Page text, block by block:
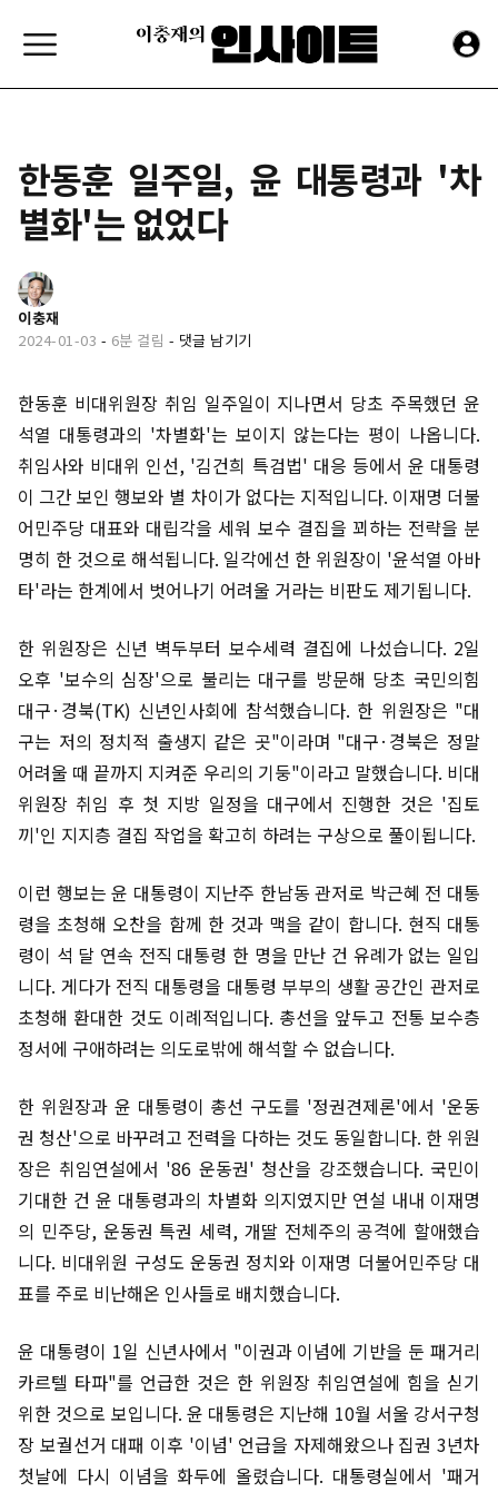
한동훈 일주일, 윤 대통령과 '차
별화'는 없었다
이충재
2024-01-03 - 6분 걸림 - 댓글 남기기
한동훈 비대위원장 취임 일주일이 지나면서 당초 주목했던 윤
석열 대통령과의 '차별화'는 보이지 않는다는 평이 나옵니다.
취임사와 비대위 인선, '김건희 특검법' 대응 등에서 윤 대통령
이 그간 보인 행보와 별 차이가 없다는 지적입니다. 이재명 더불
어민주당 대표와 대립각을 세워 보수 결집을 꾀하는 전략을 분
명히 한 것으로 해석됩니다. 일각에선 한 위원장이 '윤석열 아바
타'라는 한계에서 벗어나기 어려울 거라는 비판도 제기됩니다.
한 위원장은 신년 벽두부터 보수세력 결집에 나섰습니다. 2일
오후 '보수의 심장'으로 불리는 대구를 방문해 당초 국민의힘
대구·경북(TK) 신년인사회에 참석했습니다. 한 위원장은 "대
구는 저의 정치적 출생지 같은 곳"이라며 "대구·경북은 정말
어려울 때 끝까지 지켜준 우리의 기둥"이라고 말했습니다. 비대
위원장 취임 후 첫 지방 일정을 대구에서 진행한 것은 '집토
끼'인 지지층 결집 작업을 확고히 하려는 구상으로 풀이됩니다.
이런 행보는 윤 대통령이 지난주 한남동 관저로 박근혜 전 대통
령을 초청해 오찬을 함께 한 것과 맥을 같이 합니다. 현직 대통
령이 석 달 연속 전직 대통령 한 명을 만난 건 유례가 없는 일입
니다. 게다가 전직 대통령을 대통령 부부의 생활 공간인 관저로
초청해 환대한 것도 이례적입니다. 총선을 앞두고 전통 보수층
정서에 구애하려는 의도로밖에 해석할 수 없습니다.
한 위원장과 윤 대통령이 총선 구도를 '정권견제론'에서 '운동
권 청산'으로 바꾸려고 전력을 다하는 것도 동일합니다. 한 위원
장은 취임연설에서 '86 운동권' 청산을 강조했습니다. 국민이
기대한 건 윤 대통령과의 차별화 의지였지만 연설 내내 이재명
의 민주당, 운동권 특권 세력, 개딸 전체주의 공격에 할애했습
니다. 비대위원 구성도 운동권 정치와 이재명 더불어민주당 대
표를 주로 비난해온 인사들로 배치했습니다.
윤 대통령이 1일 신년사에서 "이권과 이념에 기반을 둔 패거리
카르텔 타파"를 언급한 것은 한 위원장 취임연설에 힘을 싣기
위한 것으로 보입니다. 윤 대통령은 지난해 10월 서울 강서구청
장 보궐선거 대패 이후 '이념' 언급을 자제해왔으나 집권 3년차
첫날에 다시 이념을 화두에 올렸습니다. 대통령실에서 '패거